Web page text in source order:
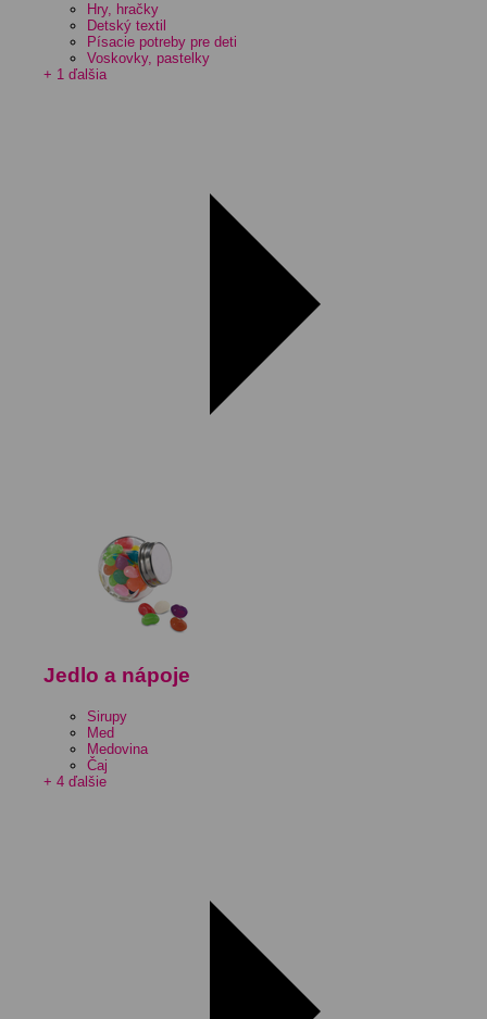
Hry, hračky
Detský textil
Písacie potreby pre deti
Voskovky, pastelky
+ 1 ďalšia
Jedlo a nápoje
Sirupy
Med
Medovina
Čaj
+ 4 ďalšie